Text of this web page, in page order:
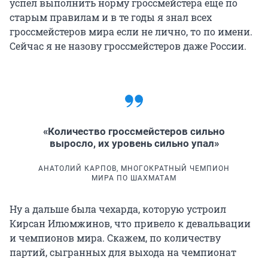
после 24 часов самообучения (то есть без
загрузки базы существующих партий) сумела
обыграть лучшие шахматные программы
времени и, вероятно, является сегодня
успел выполнить норму гроссмейстера еще по
старым правилам и в те годы я знал всех
гроссмейстеров мира если не лично, то по имени.
Сейчас я не назову гроссмейстеров даже России.
«Количество гроссмейстеров сильно
выросло, их уровень сильно упал»
АНАТОЛИЙ КАРПОВ, МНОГОКРАТНЫЙ ЧЕМПИОН
МИРА ПО ШАХМАТАМ
Ну а дальше была чехарда, которую устроил
Кирсан Илюмжинов, что привело к девальвации
и чемпионов мира. Скажем, по количеству
партий, сыгранных для выхода на чемпионат